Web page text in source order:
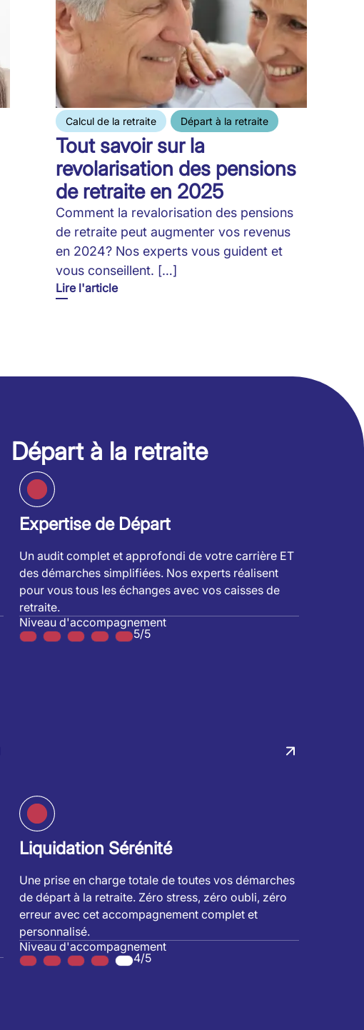
Calcul de la retraite Départ à la retraite
Tout savoir sur la
revolarisation des pensions
de retraite en 2025
Comment la revalorisation des pensions
de retraite peut augmenter vos revenus
en 2024? Nos experts vous guident et
vous conseillent. […]
Lire l'article
Départ à la retraite
Expertise de Départ
Un audit complet et approfondi de votre carrière ET
des démarches simplifiées. Nos experts réalisent
pour vous tous les échanges avec vos caisses de
retraite.
Niveau d'accompagnement
5/5
Liquidation Sérénité
Une prise en charge totale de toutes vos démarches
de départ à la retraite. Zéro stress, zéro oubli, zéro
erreur avec cet accompagnement complet et
personnalisé.
Niveau d'accompagnement
4/5